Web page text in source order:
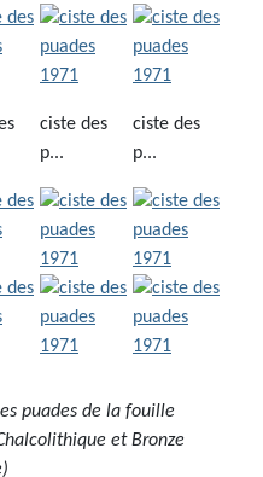
ciste des
p...
ciste des
p...
puades de la fouille
et Bronze